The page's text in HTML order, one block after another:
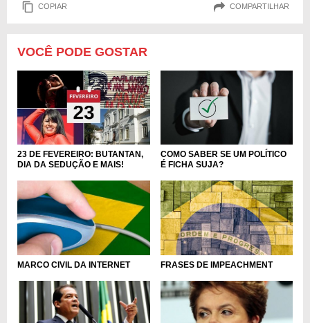
COPIAR COMPARTILHAR
VOCÊ PODE GOSTAR
23 DE FEVEREIRO: BUTANTAN,
DIA DA SEDUÇÃO E MAIS!
COMO SABER SE UM POLÍTICO
É FICHA SUJA?
MARCO CIVIL DA INTERNET FRASES DE IMPEACHMENT